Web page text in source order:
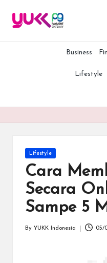
SkipY
G
YUKK
Payment
Indonesia.
Bersama
YUKK
Payment
Gateway,
bisnis
Business
Lifestyle
Posted
Lifestyle
Cara
Secara
Sampe 5
By YUKK Indonesia 05/